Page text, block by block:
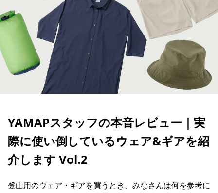
YAMAPスタッフの本音レビュー｜実
際に使い倒しているウェア&ギアを紹
介します Vol.2
登山用のウェア・ギアを買うとき、みなさんは何を参考に